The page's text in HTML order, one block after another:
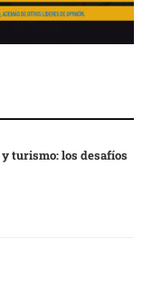
turismo: los desafíos